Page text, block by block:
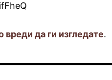
да ги изгледате.